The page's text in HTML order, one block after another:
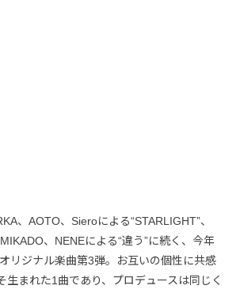
、AOTO、Sieroによる“STARLIGHT”、
、NENEによる“違う”に続く、今年
リジナル楽曲第3弾。お互いの個性に共感
生まれた1曲であり、プロデュースは同じく